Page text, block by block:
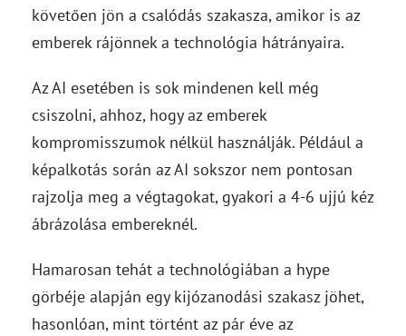
követően jön a csalódás szakasza, amikor is az
emberek rájönnek a technológia hátrányaira.
Az AI esetében is sok mindenen kell még
csiszolni, ahhoz, hogy az emberek
kompromisszumok nélkül használják. Például a
képalkotás során az AI sokszor nem pontosan
rajzolja meg a végtagokat, gyakori a 4-6 ujjú kéz
ábrázolása embereknél.
Hamarosan tehát a technológiában a hype
görbéje alapján egy kijózanodási szakasz jöhet,
hasonlóan, mint történt az pár éve az